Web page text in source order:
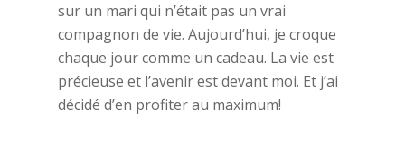
sur un mari qui n’était pas un vrai
compagnon de vie. Aujourd’hui, je croque
chaque jour comme un cadeau. La vie est
précieuse et l’avenir est devant moi. Et j’ai
décidé d’en profiter au maximum!